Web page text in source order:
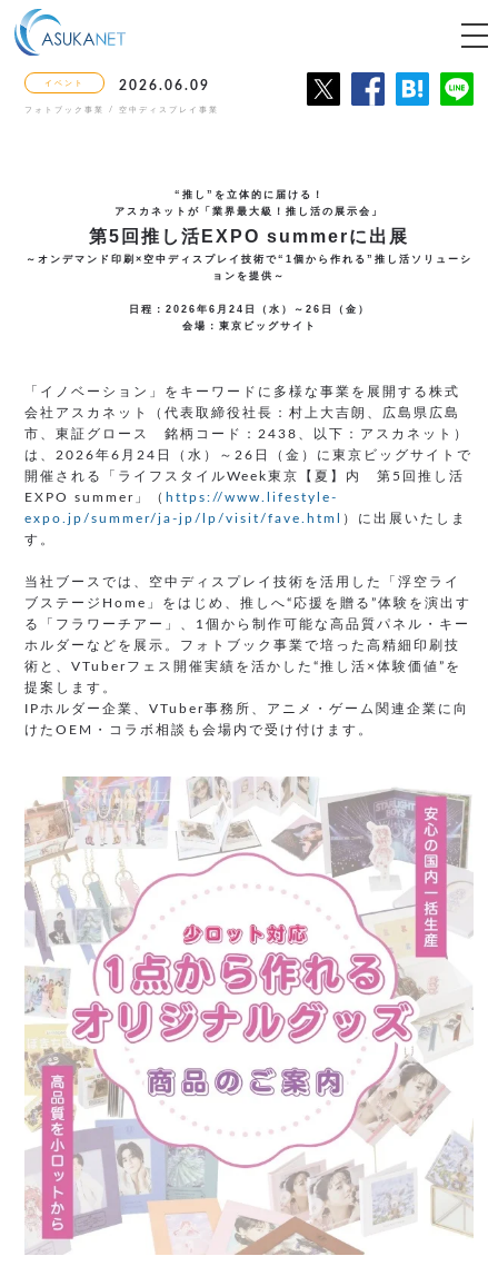
イベント 2026.06.09
フォトブック事業 / 空中ディスプレイ事業
“推し”を立体的に届ける！
アスカネットが「業界最大級！推し活の展示会」
第5回推し活EXPO summerに出展
～オンデマンド印刷×空中ディスプレイ技術で“1個から作れる”推し活ソリューシ
ョンを提供～
日程：2026年6月24日（水）～26日（金）
会場：東京ビッグサイト
「イノベーション」をキーワードに多様な事業を展開する株式
会社アスカネット（代表取締役社長：村上大吉朗、広島県広島
市、東証グロース 銘柄コード：2438、以下：アスカネット）
は、2026年6月24日（水）～26日（金）に東京ビッグサイトで
開催される「ライフスタイルWeek東京【夏】内 第5回推し活
EXPO summer」（ https://www.lifestyle-
expo.jp/summer/ja-jp/lp/visit/fave.html
）に出展いたしま
す。
当社ブースでは、空中ディスプレイ技術を活用した「浮空ライ
ブステージHome」をはじめ、推しへ“応援を贈る”体験を演出す
る「フラワーチアー」、1個から制作可能な高品質パネル・キー
ホルダーなどを展示。フォトブック事業で培った高精細印刷技
術と、VTuberフェス開催実績を活かした“推し活×体験価値”を
提案します。
IPホルダー企業、VTuber事務所、アニメ・ゲーム関連企業に向
けたOEM・コラボ相談も会場内で受け付けます。